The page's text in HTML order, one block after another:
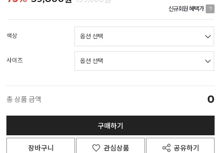
신규회원 혜택가 ?
색상
사이즈
총 상품 금액 0
구매하기
장바구니 관심상품 공유하기